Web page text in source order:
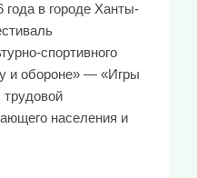
года в городе Ханты-
спортивного
и обороне» — «Игры
населения и